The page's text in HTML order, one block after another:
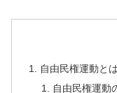
自由民権運動と
自由民権運動